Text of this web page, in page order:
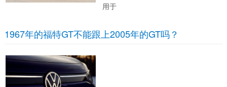
用于
1967年的福特GT不能跟上2005年的GT吗？